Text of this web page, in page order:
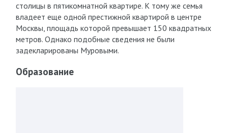
столицы в пятикомнатной квартире. К тому же семья
владеет еще одной престижной квартирой в центре
Москвы, площадь которой превышает 150 квадратных
метров. Однако подобные сведения не были
задекларированы Муровыми.
Образование